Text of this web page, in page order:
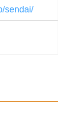
sendai/